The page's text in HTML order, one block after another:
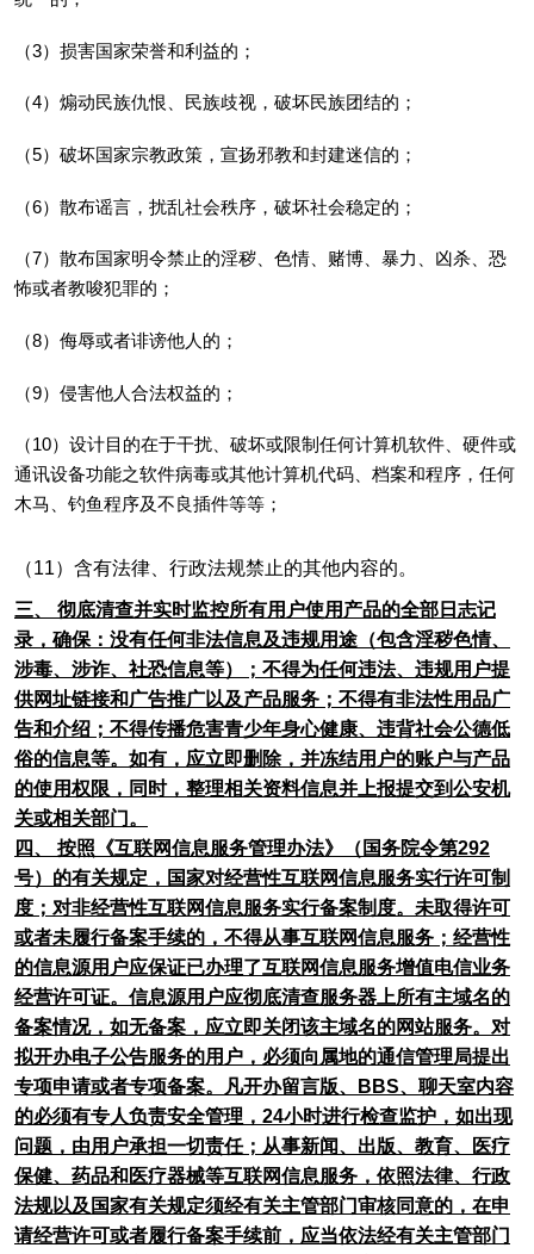
（3）损害国家荣誉和利益的；
（4）煽动民族仇恨、民族歧视，破坏民族团结的；
（5）破坏国家宗教政策，宣扬邪教和封建迷信的；
（6）散布谣言，扰乱社会秩序，破坏社会稳定的；
（7）散布国家明令禁止的淫秽、色情、赌博、暴力、凶杀、恐
怖或者教唆犯罪的；
（8）侮辱或者诽谤他人的；
（9）侵害他人合法权益的；
（10）设计目的在于干扰、破坏或限制任何计算机软件、硬件或
通讯设备功能之软件病毒或其他计算机代码、档案和程序，任何
木马、钓鱼程序及不良插件等等；
（11）含有法律、行政法规禁止的其他内容的。
三、 彻底清查并实时监控所有用户使用产品的全部日志记
录，确保：没有任何非法信息及违规用途（包含淫秽色情、
涉毒、涉诈、社恐信息等）；不得为任何违法、违规用户提
供网址链接和广告推广以及产品服务；不得有非法性用品广
告和介绍；不得传播危害青少年身心健康、违背社会公德低
俗的信息等。如有，应立即删除，并冻结用户的账户与产品
的使用权限，同时，整理相关资料信息并上报提交到公安机
关或相关部门。
四、 按照《互联网信息服务管理办法》（国务院令第292
号）的有关规定，国家对经营性互联网信息服务实行许可制
度；对非经营性互联网信息服务实行备案制度。未取得许可
或者未履行备案手续的，不得从事互联网信息服务；经营性
的信息源用户应保证已办理了互联网信息服务增值电信业务
经营许可证。信息源用户应彻底清查服务器上所有主域名的
备案情况，如无备案，应立即关闭该主域名的网站服务。对
拟开办电子公告服务的用户，必须向属地的通信管理局提出
专项申请或者专项备案。凡开办留言版、BBS、聊天室内容
的必须有专人负责安全管理，24小时进行检查监护，如出现
问题，由用户承担一切责任；从事新闻、出版、教育、医疗
保健、药品和医疗器械等互联网信息服务，依照法律、行政
法规以及国家有关规定须经有关主管部门审核同意的，在申
请经营许可或者履行备案手续前，应当依法经有关主管部门